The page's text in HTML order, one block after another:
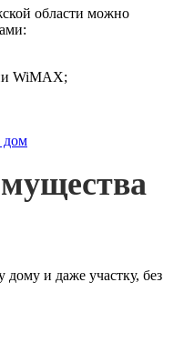
области можно
WiMAX;
дом
дому и даже участку, без